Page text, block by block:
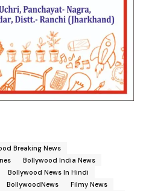
Breaking News
Bollywood India News
Bollywood News In Hindi
BollywoodNews
Filmy News